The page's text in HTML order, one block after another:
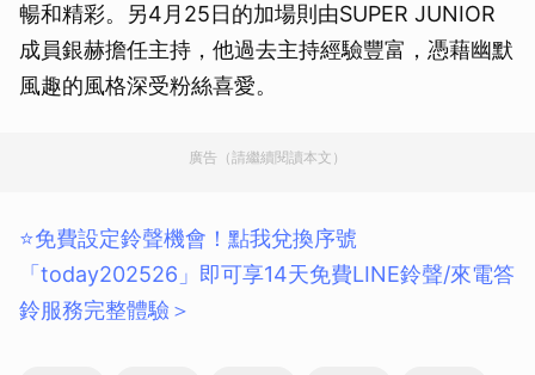
暢和精彩。另4月25日的加場則由SUPER JUNIOR
成員銀赫擔任主持，他過去主持經驗豐富，憑藉幽默
風趣的風格深受粉絲喜愛。
廣告（請繼續閱讀本文）
⭐️免費設定鈴聲機會！點我兌換序號
「today202526」即可享14天免費LINE鈴聲/來電答
鈴服務完整體驗＞